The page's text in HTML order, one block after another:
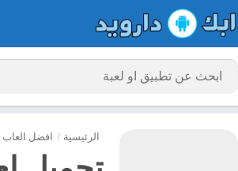
الرئيسية / افضل العاب